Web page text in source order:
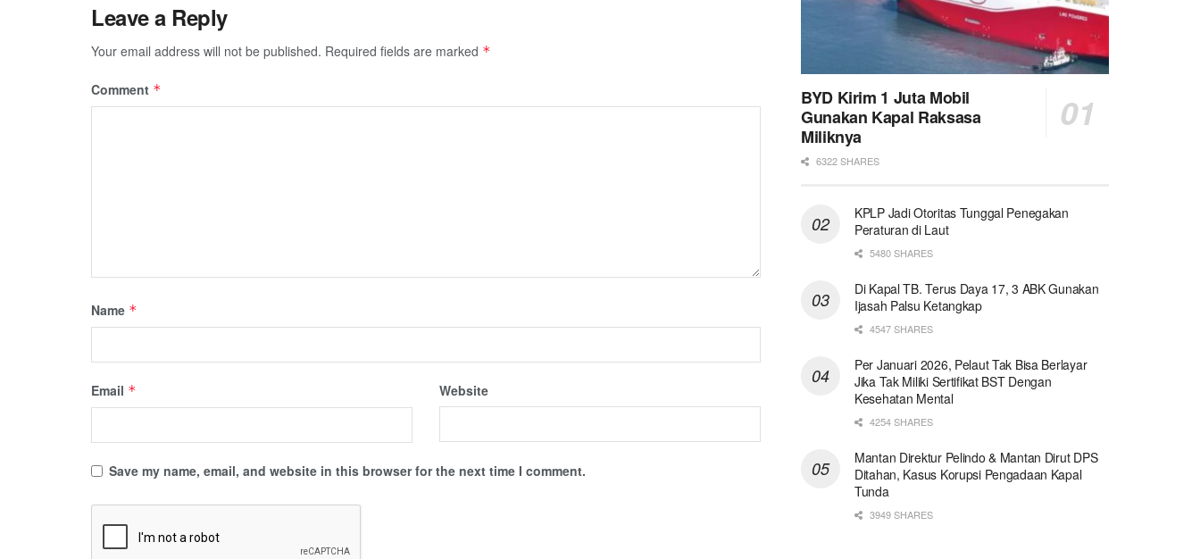
Leave a Reply
Your email address will not be published. Required fields are marked *
Comment *
Name *
Email * Website
Save my name, email, and website in this browser for the next time I comment.
BYD Kirim 1 Juta Mobil
Gunakan Kapal Raksasa
Miliknya
6322 SHARES
KPLP Jadi Otoritas Tunggal Penegakan
Peraturan di Laut
5480 SHARES
Di Kapal TB. Terus Daya 17, 3 ABK Gunakan
Ijasah Palsu Ketangkap
4547 SHARES
Per Januari 2026, Pelaut Tak Bisa Berlayar
Jika Tak Miliki Sertifikat BST Dengan
Kesehatan Mental
4254 SHARES
Mantan Direktur Pelindo & Mantan Dirut DPS
Ditahan, Kasus Korupsi Pengadaan Kapal
Tunda
3949 SHARES